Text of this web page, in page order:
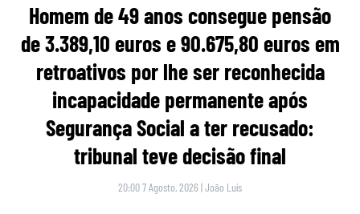
Homem de 49 anos consegue pensão
de 3.389,10 euros e 90.675,80 euros em
retroativos por lhe ser reconhecida
incapacidade permanente após
Segurança Social a ter recusado:
tribunal teve decisão final
20:00 7 Agosto, 2026 |João Luís